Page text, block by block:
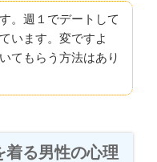
。週１でデートして
います。変ですよ
てもらう方法はあり
着る男性の心理